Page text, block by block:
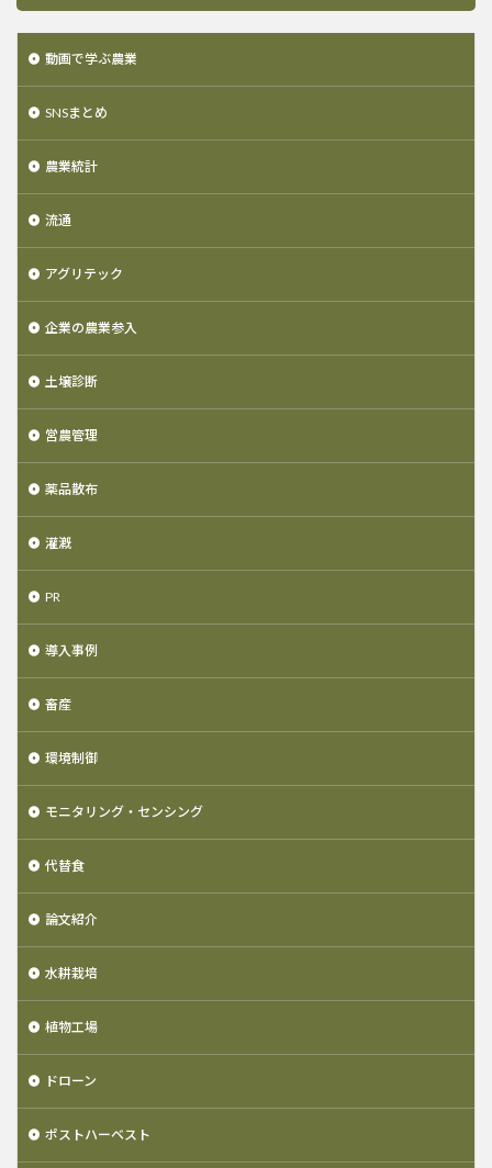
動画で学ぶ農業
SNSまとめ
農業統計
流通
アグリテック
企業の農業参入
土壌診断
営農管理
薬品散布
灌漑
PR
導入事例
畜産
環境制御
モニタリング・センシング
代替食
論文紹介
水耕栽培
植物工場
ドローン
ポストハーベスト